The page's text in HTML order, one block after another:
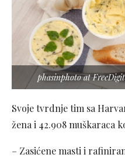
phasinphoto at
Svoje tvrdnje tim sa
žena i 42.908 muškaraca
– Zasićene masti i